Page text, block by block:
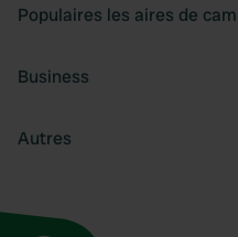
Populaires les aires de
Business
Autres